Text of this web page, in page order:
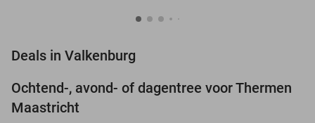
Deals in Valkenburg
25%
Ochtend-, avond- of dagentree voor Thermen
Maastricht